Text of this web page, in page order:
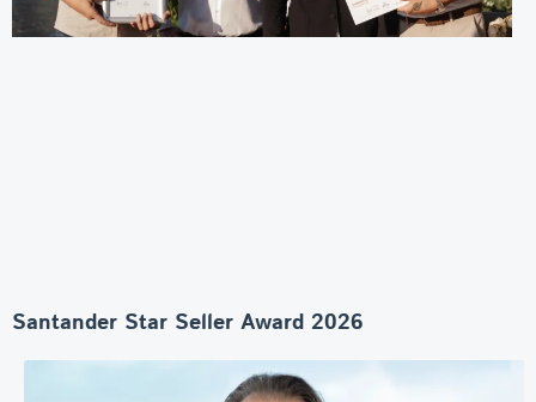
Santander Star Seller Award 2026